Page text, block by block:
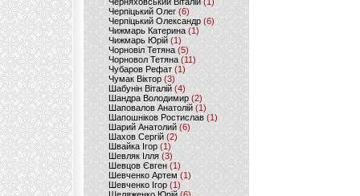
Черпіцький Олег (6)
Черпіцький Олександр (6)
Чижмарь Катерина (1)
Чижмарь Юрій (1)
Чорновіл Тетяна (5)
Чорновол Тетяна (11)
Чубаров Рефат (1)
Чумак Віктор(3)
Шабунін Віталій (4)
Шандра Володимир (2)
Шаповалов Анатолій(1)
Шапошніков Ростислав(1)
Шарий Анатолий(6)
Шахов Сергій(2)
Швайка Ігор (1)
Шевляк Ілля (3)
Шевцов Євген (1)
Шевченко Артем(1)
Шевченко Ігор(1)